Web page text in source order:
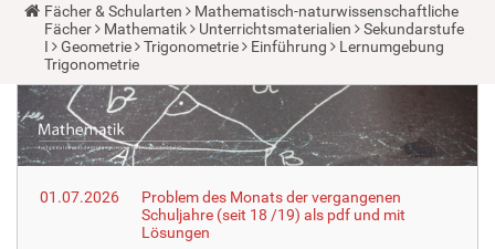
Y
o
u
a
r
e
h
e
r
e
Fächer & Schularten
Mathematisch-naturwissenschaftliche
Fächer
Mathematik Unterrichtsmaterialien
Sekundarstufe
I
Geometrie Trigonometrie Einführung
Lernumgebung
Trigonometrie
01.07.2026
Problem des Monats der vergangenen
Schuljahre (seit 18 /19) als pdf und mit
Lösungen